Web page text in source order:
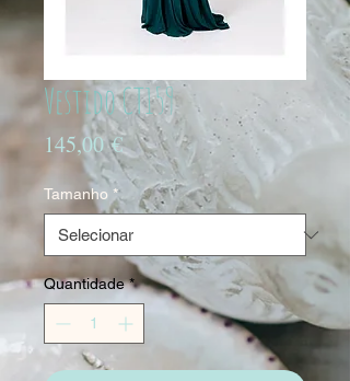
Vestido CT159
145,00 €Preço
Tamanho *
Quantidade *